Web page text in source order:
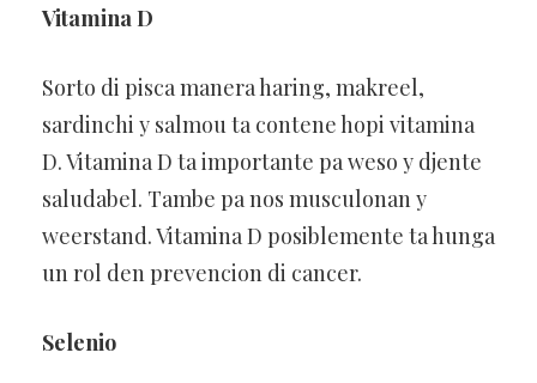
Vitamina D
Sorto di pisca manera haring, makreel,
sardinchi y salmou ta contene hopi vitamina
D. Vitamina D ta importante pa weso y djente
saludabel. Tambe pa nos musculonan y
weerstand. Vitamina D posiblemente ta hunga
un rol den prevencion di cancer.
Selenio